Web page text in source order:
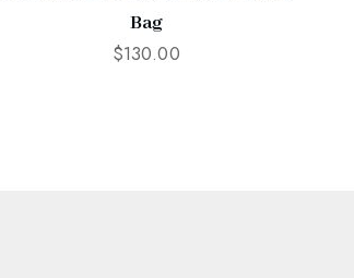
Bag
$130.00